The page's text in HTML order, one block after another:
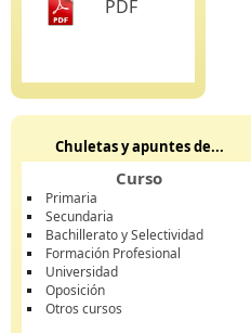
PDF
Chuletas y apuntes de...
Curso
Primaria
Secundaria
Bachillerato y Selectividad
Formación Profesional
Universidad
Oposición
Otros cursos